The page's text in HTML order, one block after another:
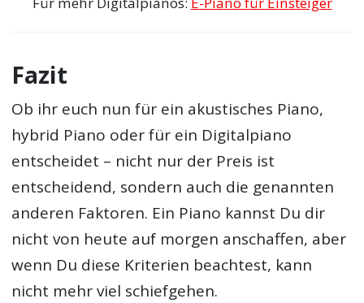
Fazit
Ob ihr euch nun für ein akustisches Piano,
hybrid Piano oder für ein Digitalpiano
entscheidet – nicht nur der Preis ist
entscheidend, sondern auch die genannten
anderen Faktoren. Ein Piano kannst Du dir
nicht von heute auf morgen anschaffen, aber
wenn Du diese Kriterien beachtest, kann
nicht mehr viel schiefgehen.